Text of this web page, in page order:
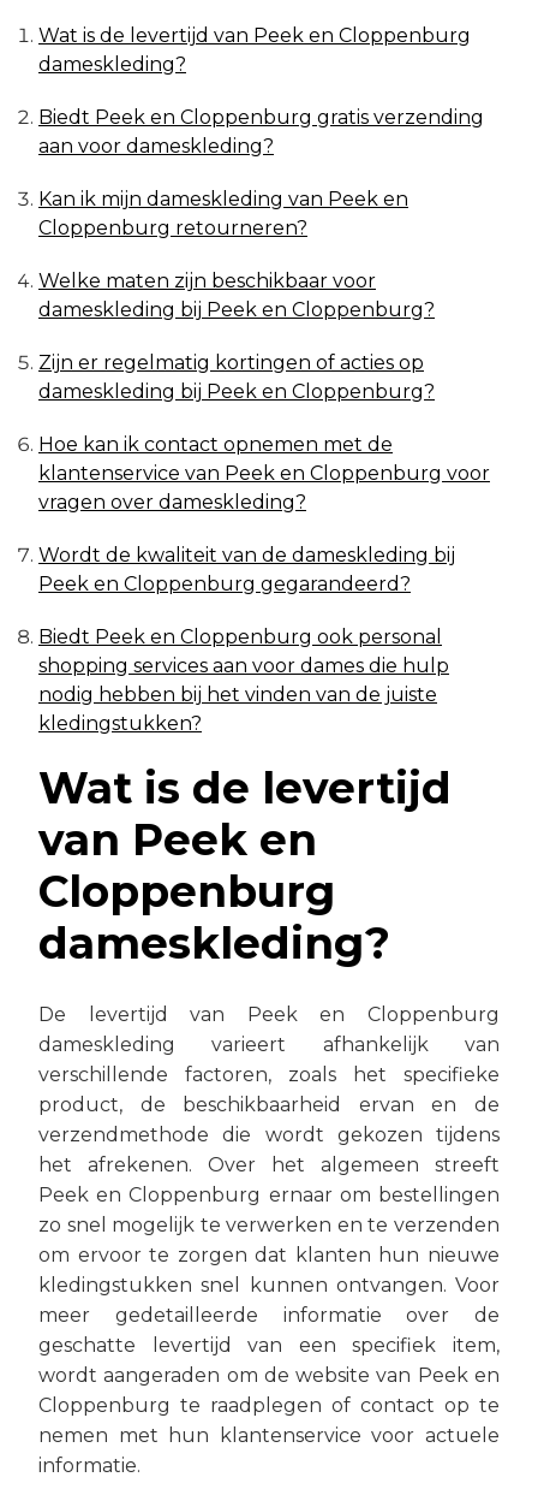
Wat is de levertijd van Peek en Cloppenburg
dameskleding?
Biedt Peek en Cloppenburg gratis verzending
aan voor dameskleding?
Kan ik mijn dameskleding van Peek en
Cloppenburg retourneren?
Welke maten zijn beschikbaar voor
dameskleding bij Peek en Cloppenburg?
Zijn er regelmatig kortingen of acties op
dameskleding bij Peek en Cloppenburg?
Hoe kan ik contact opnemen met de
klantenservice van Peek en Cloppenburg voor
vragen over dameskleding?
Wordt de kwaliteit van de dameskleding bij
Peek en Cloppenburg gegarandeerd?
Biedt Peek en Cloppenburg ook personal
shopping services aan voor dames die hulp
nodig hebben bij het vinden van de juiste
kledingstukken?
Wat is de levertijd
van Peek en
Cloppenburg
dameskleding?
De levertijd van Peek en Cloppenburg
dameskleding varieert afhankelijk van
verschillende factoren, zoals het specifieke
product, de beschikbaarheid ervan en de
verzendmethode die wordt gekozen tijdens
het afrekenen. Over het algemeen streeft
Peek en Cloppenburg ernaar om bestellingen
zo snel mogelijk te verwerken en te verzenden
om ervoor te zorgen dat klanten hun nieuwe
kledingstukken snel kunnen ontvangen. Voor
meer gedetailleerde informatie over de
geschatte levertijd van een specifiek item,
wordt aangeraden om de website van Peek en
Cloppenburg te raadplegen of contact op te
nemen met hun klantenservice voor actuele
informatie.